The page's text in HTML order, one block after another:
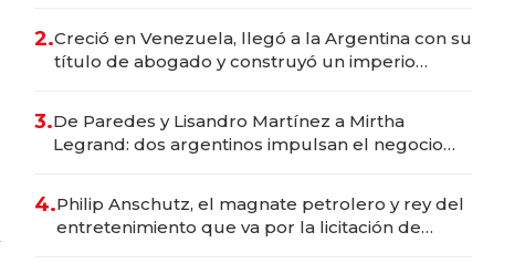
2.Creció en Venezuela, llegó a la Argentina con su
título de abogado y construyó un imperio
3.De Paredes y Lisandro Martínez a Mirtha
Legrand: dos argentinos impulsan el negocio
4.Philip Anschutz, el magnate petrolero y rey del
entretenimiento que va por la licitación de